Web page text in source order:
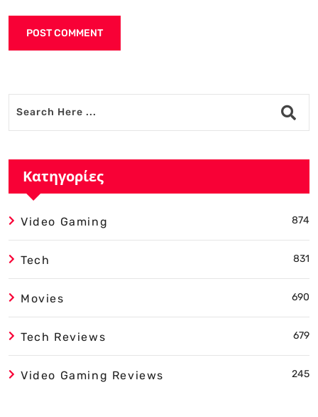
Κατηγορίες
Video Gaming 874
Tech 831
Movies 690
Tech Reviews 679
Video Gaming Reviews 245